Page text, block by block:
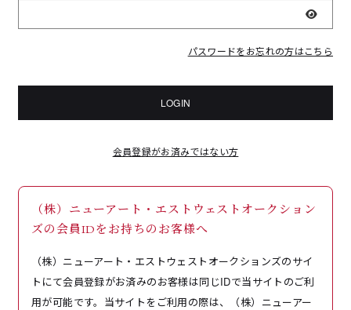
表示
パスワードをお忘れの方はこちら
LOGIN
会員登録がお済みではない方
（株）ニューアート・エストウェストオークション
ズの会員IDをお持ちのお客様へ
（株）ニューアート・エストウェストオークションズのサイ
トにて会員登録がお済みのお客様は同じIDで当サイトのご利
用が可能です。当サイトをご利用の際は、（株）ニューアー